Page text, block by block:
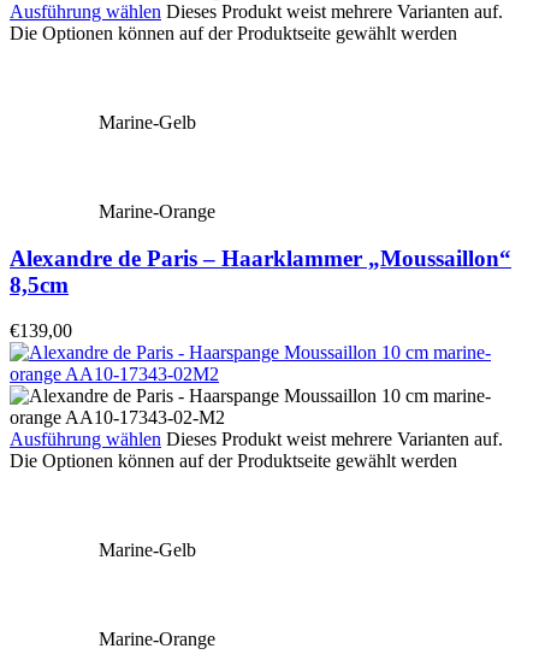
Ausführung wählen Dieses Produkt weist mehrere Varianten auf.
Die Optionen können auf der Produktseite gewählt werden
Marine-Gelb
Marine-Orange
Alexandre de Paris – Haarklammer „Moussaillon“
8,5cm
€139,00
Ausführung wählen Dieses Produkt weist mehrere Varianten auf.
Die Optionen können auf der Produktseite gewählt werden
Marine-Gelb
Marine-Orange